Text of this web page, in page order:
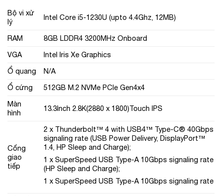
Bộ vi xử
lý
Intel Core i5-1230U (upto 4.4Ghz, 12MB)
RAM
8GB LDDR4 3200MHz Onboard
VGA
Intel Iris Xe Graphics
Ổ quang
N/A
Ổ cứng
512GB M.2 NVMe PCIe Gen4x4
Màn
hình
13.3Inch 2.8K(2880 x 1800)Touch IPS
Cổng
giao
tiếp
2 x Thunderbolt™ 4 with USB4™ Type-C® 40Gbps
signaling rate (USB Power Delivery, DisplayPort™
1.4, HP Sleep and Charge);
1 x SuperSpeed USB Type-A 10Gbps signaling rate
(HP Sleep and Charge);
1 x SuperSpeed USB Type-A 10Gbps signaling rate